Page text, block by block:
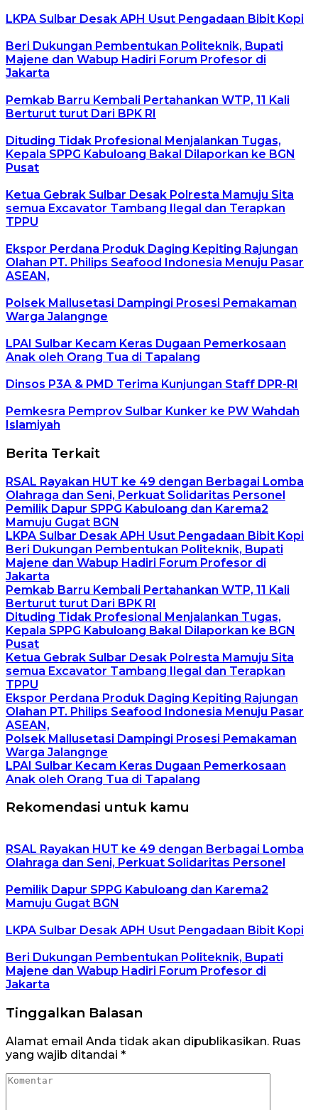
LKPA Sulbar Desak APH Usut Pengadaan Bibit Kopi
Beri Dukungan Pembentukan Politeknik, Bupati
Majene dan Wabup Hadiri Forum Profesor di
Jakarta
Pemkab Barru Kembali Pertahankan WTP, 11 Kali
Berturut turut Dari BPK RI
Dituding Tidak Profesional Menjalankan Tugas,
Kepala SPPG Kabuloang Bakal Dilaporkan ke BGN
Pusat
Ketua Gebrak Sulbar Desak Polresta Mamuju Sita
semua Excavator Tambang Ilegal dan Terapkan
TPPU
Ekspor Perdana Produk Daging Kepiting Rajungan
Olahan PT. Philips Seafood Indonesia Menuju Pasar
ASEAN,
Polsek Mallusetasi Dampingi Prosesi Pemakaman
Warga Jalangnge
LPAI Sulbar Kecam Keras Dugaan Pemerkosaan
Anak oleh Orang Tua di Tapalang
Dinsos P3A & PMD Terima Kunjungan Staff DPR-RI
Pemkesra Pemprov Sulbar Kunker ke PW Wahdah
Islamiyah
Berita Terkait
RSAL Rayakan HUT ke 49 dengan Berbagai Lomba
Olahraga dan Seni, Perkuat Solidaritas Personel
Pemilik Dapur SPPG Kabuloang dan Karema2
Mamuju Gugat BGN
LKPA Sulbar Desak APH Usut Pengadaan Bibit Kopi
Beri Dukungan Pembentukan Politeknik, Bupati
Majene dan Wabup Hadiri Forum Profesor di
Jakarta
Pemkab Barru Kembali Pertahankan WTP, 11 Kali
Berturut turut Dari BPK RI
Dituding Tidak Profesional Menjalankan Tugas,
Kepala SPPG Kabuloang Bakal Dilaporkan ke BGN
Pusat
Ketua Gebrak Sulbar Desak Polresta Mamuju Sita
semua Excavator Tambang Ilegal dan Terapkan
TPPU
Ekspor Perdana Produk Daging Kepiting Rajungan
Olahan PT. Philips Seafood Indonesia Menuju Pasar
ASEAN,
Polsek Mallusetasi Dampingi Prosesi Pemakaman
Warga Jalangnge
LPAI Sulbar Kecam Keras Dugaan Pemerkosaan
Anak oleh Orang Tua di Tapalang
Rekomendasi untuk kamu
RSAL Rayakan HUT ke 49 dengan Berbagai Lomba
Olahraga dan Seni, Perkuat Solidaritas Personel
Pemilik Dapur SPPG Kabuloang dan Karema2
Mamuju Gugat BGN
LKPA Sulbar Desak APH Usut Pengadaan Bibit Kopi
Beri Dukungan Pembentukan Politeknik, Bupati
Majene dan Wabup Hadiri Forum Profesor di
Jakarta
Tinggalkan Balasan
Alamat email Anda tidak akan dipublikasikan. Ruas
yang wajib ditandai *